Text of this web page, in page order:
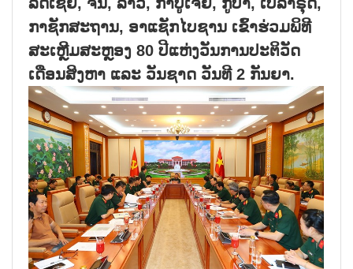
ກາຊັກສະຖານ, ອາແຊັກໄບຊານ ເຂົ້າຮ່ວມພິທີ
ສະເຫຼີມສະຫຼອງ 80 ປີແຫ່ງວັນການປະຕິວັດ
ເດືອນສິງຫາ ແລະ ວັນຊາດ ວັນທີ 2 ກັນຍາ.